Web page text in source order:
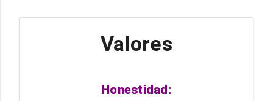
Valores
Honestidad: